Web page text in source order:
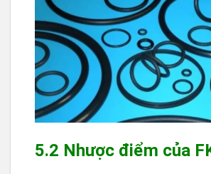
5.2 Nhược điểm của